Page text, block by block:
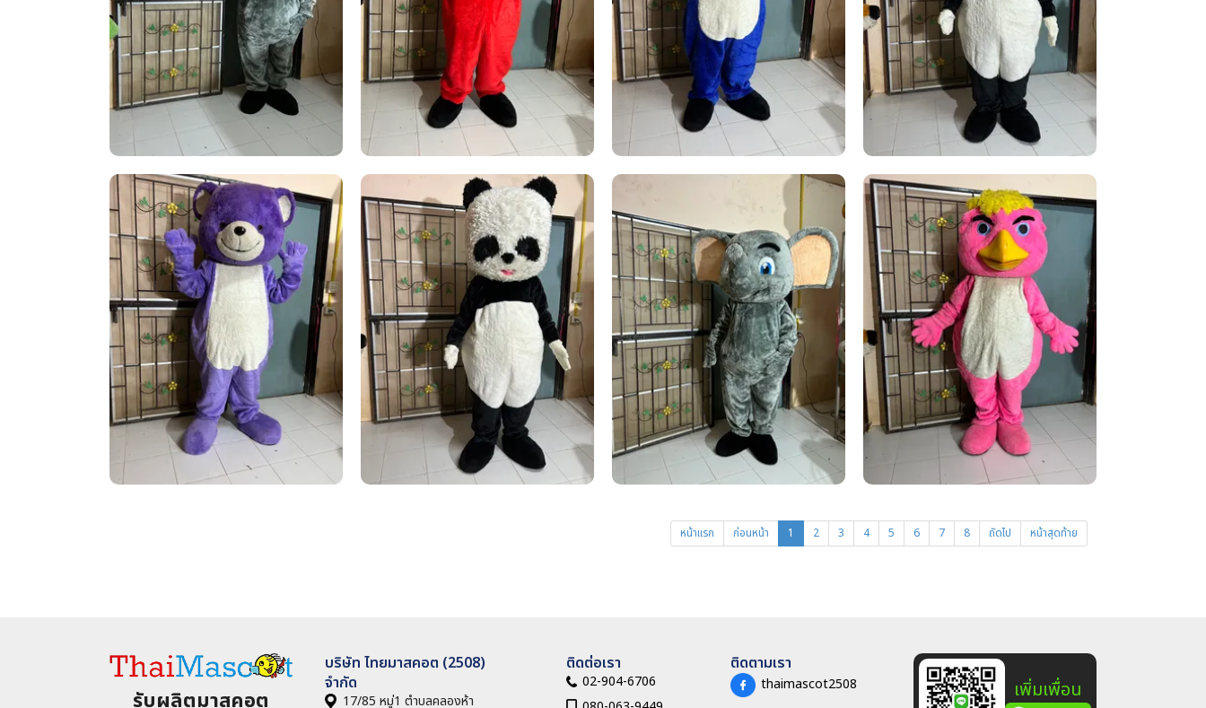
หน้าแรก ก่อนหน้า 1 2 3 4 5 6 7 8 ถัดไป หน้าสุดท้าย
รับผลิตมาสคอต
บริษัท ไทยมาสคอต (2508)
จำกัด
17/85 หมู่1 ตำบลคลองห้า
ติดต่อเรา
02-904-6706
ติดตามเรา
thaimascot2508 เพิ่มเพื่อน